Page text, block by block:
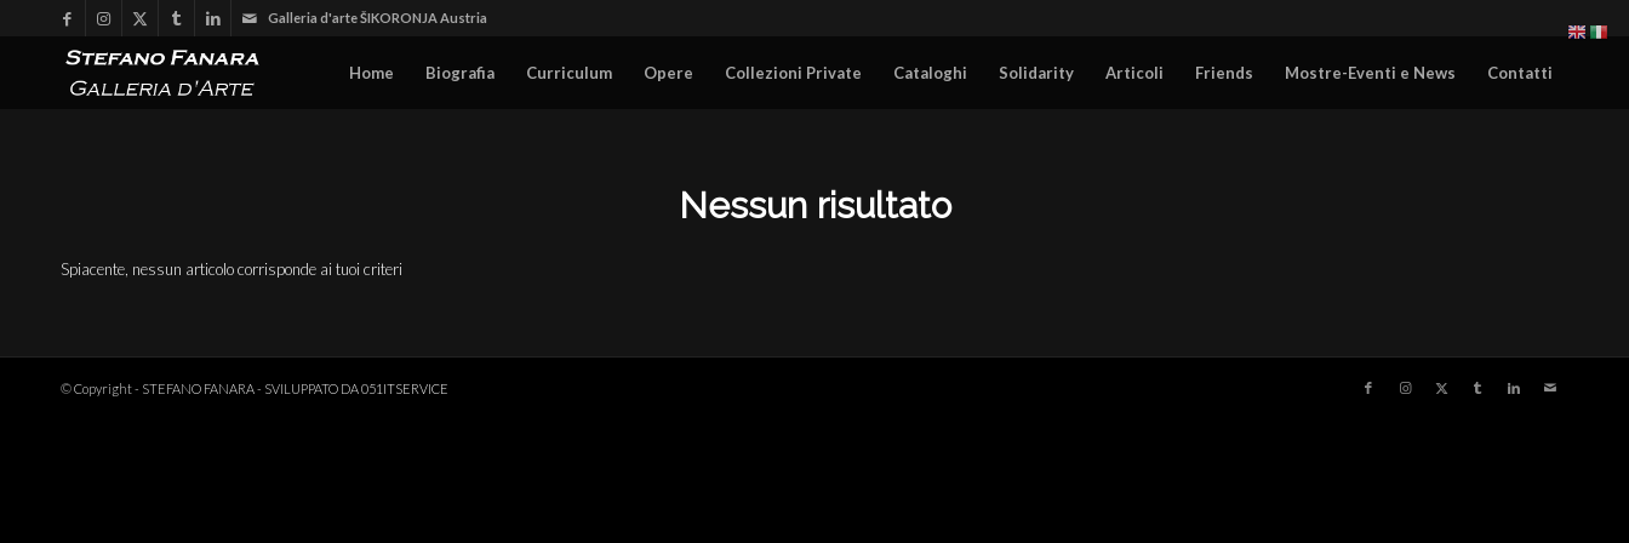
Galleria d'arte ŠIKORONJA Austria
Home Biografia Curriculum Opere Collezioni Private Cataloghi Solidarity Articoli Friends Mostre-Eventi e News Contatti
Nessun risultato
Spiacente, nessun articolo corrisponde ai tuoi criteri
© Copyright - STEFANO FANARA - SVILUPPATO DA051ITSERVICE